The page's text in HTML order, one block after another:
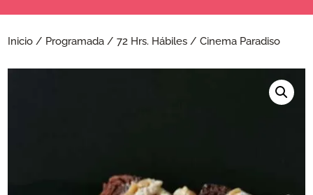
Inicio / Programada /72 Hrs. Hábiles / Cinema Paradiso